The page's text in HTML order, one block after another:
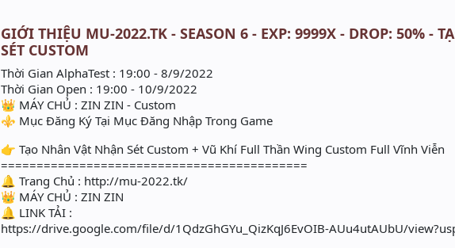
GIỚI THIỆU MU-2022.TK - SEASON 6 - EXP: 9999X - DROP: 50% -
SÉT CUSTOM
Thời Gian AlphaTest : 19:00 - 8/9/2022
Thời Gian Open : 19:00 - 10/9/2022
👑 MÁY CHỦ : ZIN ZIN - Custom
⚜️ Mục Đăng Ký Tại Mục Đăng Nhập Trong Game
👉 Tạo Nhân Vật Nhận Sét Custom + Vũ Khí Full Thần Wing Custom Full Vĩnh Viễn
===========================================
🔔 Trang Chủ : http://mu-2022.tk/
👑 MÁY CHỦ : ZIN ZIN
🔔 LINK TẢI :
https://drive.google.com/file/d/1QdzGhGYu_QizKqJ6EvOIB-AUu4utAUbU/